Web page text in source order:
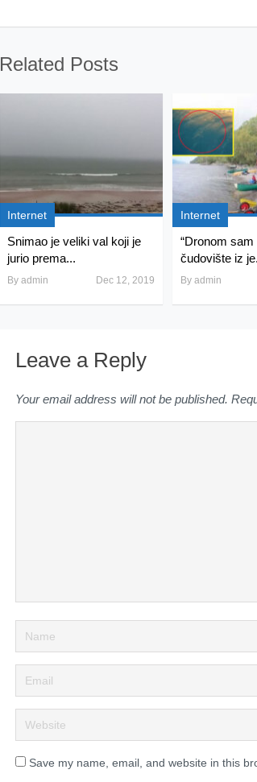
Related Posts
Internet
Snimao je veliki val koji je
jurio prema...
By admin Dec 12, 2019
Internet
“Dronom
čudovište iz
By admin
Leave a Reply
Your email address will not be published.
Save my name, email, and website in this